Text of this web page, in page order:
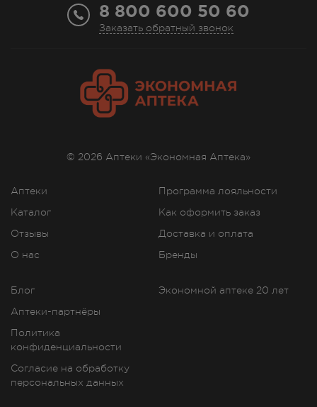
8 800 600 50 60
Заказать обратный звонок
Аптеки
Каталог
Отзывы
О нас
Программа лояльности
Как оформить заказ
Доставка и оплата
Бренды
Блог
Аптеки-партнёры
Политика
конфиденциальности
Согласие на обработку
персональных данных
Экономной аптеке 20 лет
© 2026 Аптеки «Экономная Аптека»